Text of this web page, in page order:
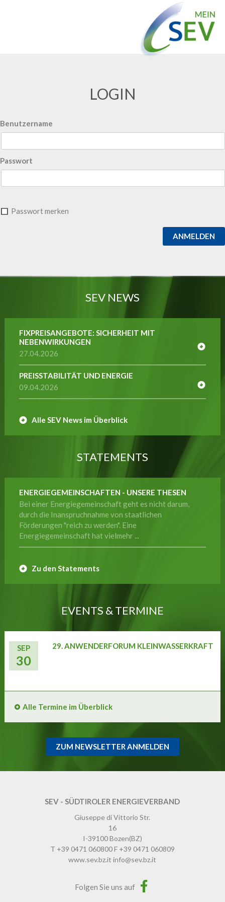
LOGIN
Benutzername
Passwort
Passwort merken
ANMELDEN
SEV NEWS
FIXPREISANGEBOTE: SICHERHEIT MIT
NEBENWIRKUNGEN
27.04.2026
PREISSTABILITÄT UND ENERGIE
09.04.2026
Alle SEV News im Überblick
STATEMENTS
ENERGIEGEMEINSCHAFTEN - UNSERE THESEN
Bei einer Energiegemeinschaft geht es nicht darum,
durch die Inanspruchnahme von staatlichen
Förderungen "reich zu werden". Eine
Energiegemeinschaft hat vielmehr ...
Zu den Statements
EVENTS & TERMINE
SEP
30
29. ANWENDERFORUM KLEINWASSERKRAFT
Alle Termine im Überblick
ZUM NEWSLETTER ANMELDEN
SEV - SÜDTIROLER ENERGIEVERBAND
Giuseppe di Vittorio Str.
16
I-39100Bozen(BZ)
T +39 0471 060800F +39 0471 060809
www.sev.bz.it info@sev.bz.it
Folgen Sie uns auf